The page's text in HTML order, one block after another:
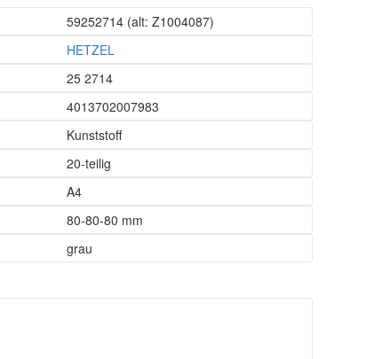
59252714(alt: Z1004087)
HETZEL
25 2714
4013702007983
Kunststoff
20-teilig
A4
80-80-80 mm
grau